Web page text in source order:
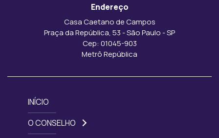
Endereço
Casa Caetano de Campos
Praça da República, 53 - São Paulo - SP
Cep: 01045-903
Metrô República
INÍCIO
O CONSELHO